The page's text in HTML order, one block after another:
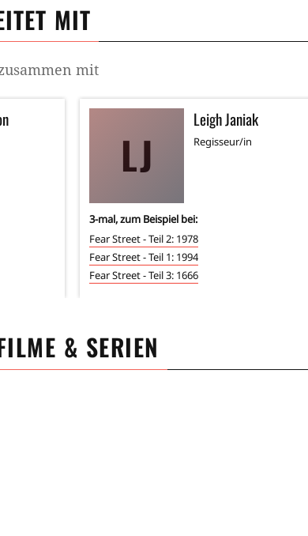
MIT
mit
LJ
Leigh Janiak
Regisseur/in
3-mal, zum Beispiel bei:
Fear Street - Teil 2: 1978
Fear Street - Teil 1: 1994
Fear Street - Teil 3: 1666
& SERIEN